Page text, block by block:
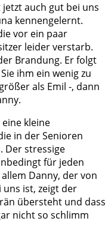
auch gut bei uns
kennengelernt.
vor ein paar
leider verstarb.
Brandung. Er folgt
ihm ein wenig zu
als Emil -, dann
eine kleine
in der Senioren
Der stressige
für jeden
Danny, der von
ist, zeigt der
übersteht und dass
nicht so schlimm